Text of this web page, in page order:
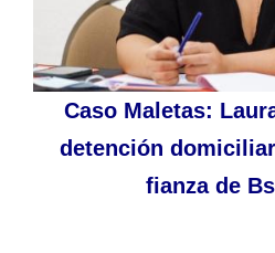
Caso Maletas:
detención
fianza de